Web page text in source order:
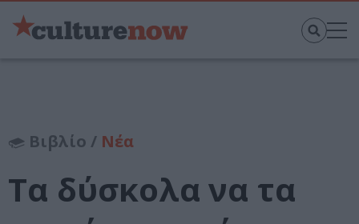
Βιβλίο / Νέα
Τα δύσκολα να τα